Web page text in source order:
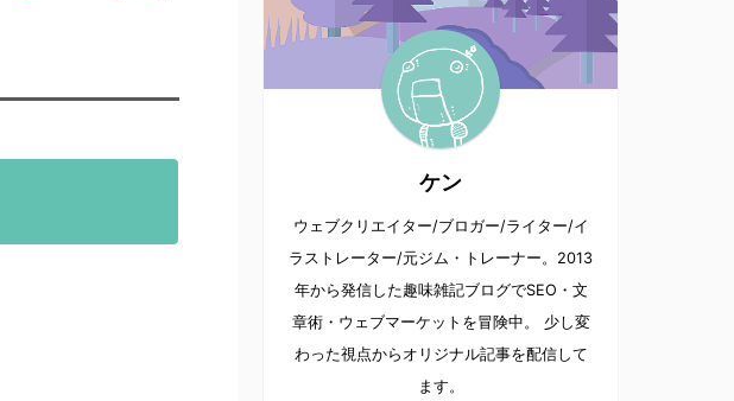
ケン
ウェブクリエイター/ブロガー/ライター/イ
ラストレーター/元ジム・トレーナー。2013
年から発信した趣味雑記ブログでSEO・文
章術・ウェブマーケットを冒険中。 少し変
わった視点からオリジナル記事を配信して
ます。